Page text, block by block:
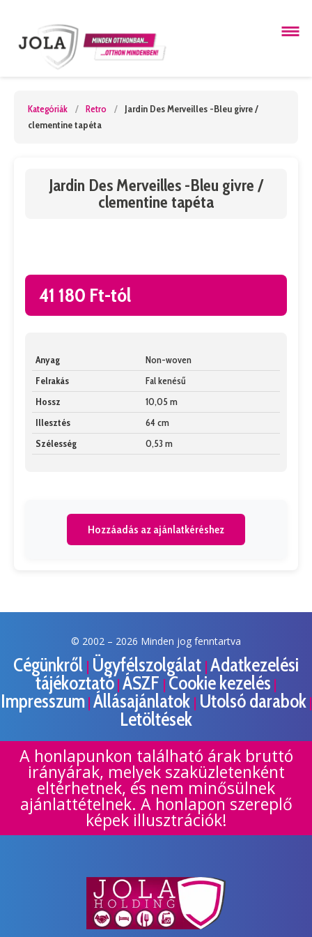
Kategóriák / Retro /
Jardin Des Merveilles -Bleu givre /
clementine tapéta
Jardin Des Merveilles -Bleu givre /
clementine tapéta
41 180 Ft-tól
Anyag
Non-woven
Felrakás
Fal kenésű
Hossz
10,05 m
Illesztés
64 cm
Szélesség
0,53 m
Hozzáadás az ajánlatkéréshez
© 2002 – 2026 Minden jog fenntartva
Cégünkről | Ügyfélszolgálat | Adatkezelési
tájékoztató | ÁSZF | Cookie kezelés |
Impresszum| Állásajánlatok | Utolsó darabok|
Letöltések
A honlapunkon található árak bruttó
irányárak, melyek szaküzletenként
eltérhetnek, és nem minősülnek
ajánlattételnek. A honlapon szereplő
képek illusztrációk!